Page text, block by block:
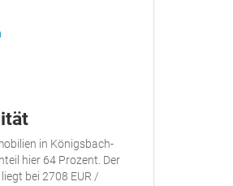
in Königsbach-
hier 64 Prozent. Der
bei 2708 EUR /